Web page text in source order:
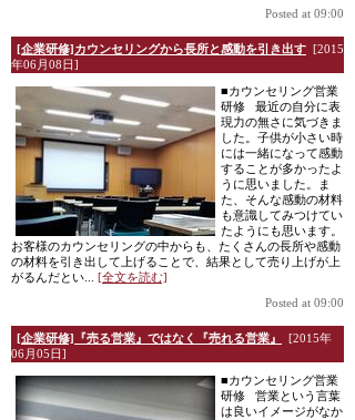
Posted at 09:00
[企業研修]カウンセリングから長所と感動を引き出す
[2015
年06月08日]
■カウンセリング営業
研修 最近の自分に表
現力の無さに気づきま
した。子供が小さい時
には一緒になって感動
することが多かったよ
うに思いました。ま
た、そんな感動の材料
も意識してみつけてい
たようにも思います。
お客様のカウンセリングの中からも、たくさんの長所や感動
の材料を引き出して上げることで、結果として売り上げが上
がるんだとい...
[全文を読む]
Posted at 09:00
[企業研修]『売る営業』ではなく『売れる営業』
[2015年
06月05日]
■カウンセリング営業
研修 営業という言葉
は良いイメージがなか